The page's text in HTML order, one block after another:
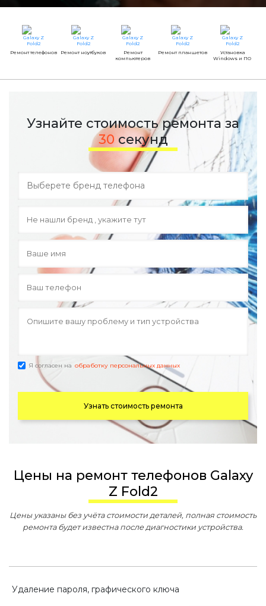
Ремонт телефонов Ремонт ноутбуков
Ремонт
компьютеров
Ремонт планшетов
Установка
Windows и ПО
Узнайте стоимость ремонта за
30 секунд
Я согласен на обработку персональных данных
Узнать стоимость ремонта
Цены на ремонт телефонов Galaxy
Z Fold2
Цены указаны без учёта стоимости деталей, полная стоимость
ремонта будет известна после диагностики устройства.
Удаление пароля, графического ключа